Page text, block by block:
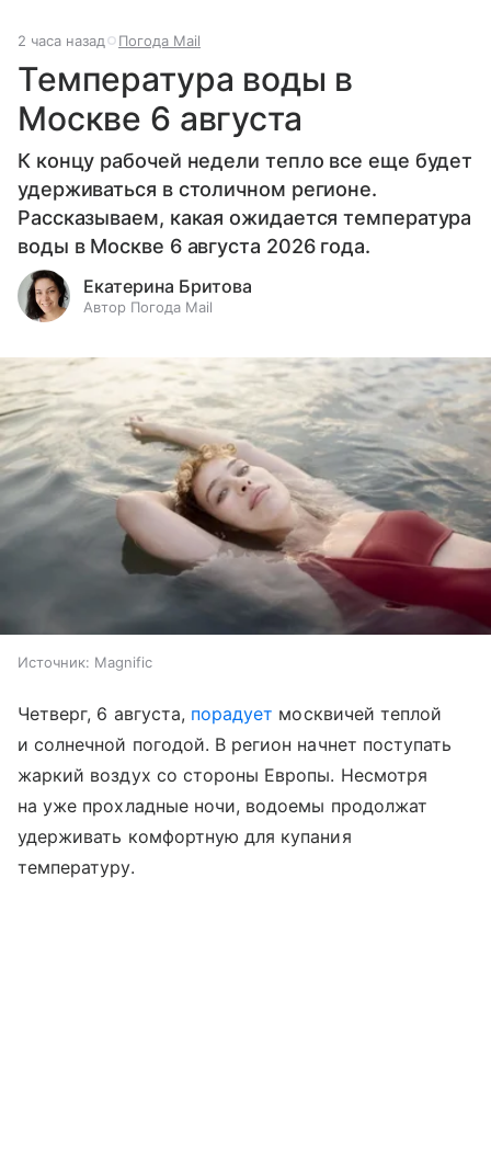
2 часа назад Погода Mail
Температура воды в
Москве 6 августа
К концу рабочей недели тепло все еще будет
удерживаться в столичном регионе.
Рассказываем, какая ожидается температура
воды в Москве 6 августа 2026 года.
Екатерина Бритова
Автор Погода Mail
Источник: Magnific
Четверг, 6 августа, порадует москвичей теплой
и солнечной погодой. В регион начнет поступать
жаркий воздух со стороны Европы. Несмотря
на уже прохладные ночи, водоемы продолжат
удерживать комфортную для купания
температуру.